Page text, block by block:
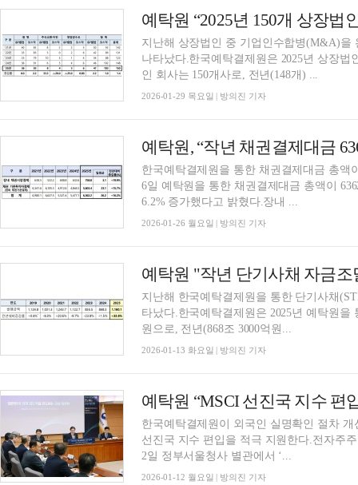
예탁원 “2025년 150개 상장
지난해 상장법인 중 기업인수합병(M&A)을
나타났다.한국예탁결제원은 2025년 상장
인 회사는 150개사로, 전년(148개) ...
2026-01-29 목요일 | 방의진 기자
예탁원, “작년 채권결제대금
한국예탁결제원을 통한 채권결제대금 총액
6일 예탁원을 통한 채권결제대금 총액이
6.2% 증가했다고 밝혔다.장내 ...
2026-01-26 월요일 | 방의진 기자
지난해 한국예탁결제원을 통한 단기사채
타났다.한국예탁결제원은 2025년 예탁원을
원으로, 전년(868조 3000억원...
2026-01-13 화요일 | 방의진 기자
한국예탁결제원이 외국인 실명확인 절차
선진국 지수 편입을 적극 지원한다.전자주
2일 정부서울청사 별관에서 ‘...
2026-01-12 월요일 | 방의진 기자